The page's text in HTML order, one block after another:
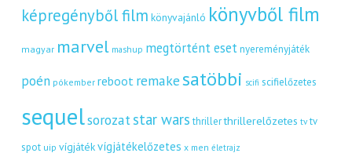
képregényből film könyvajánló könyvből film
magyar marvel mashup megtörtént eset nyereményjáték
poén pókember reboot remakesatöbbi scifi scifielőzetes
sequelsorozat star wars thriller thrillerelőzetes tv tv
spot uip vígjátékvígjátékelőzetes x men életrajz